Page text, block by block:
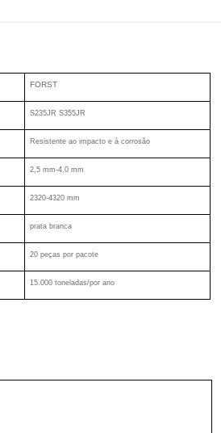
FORST
S235JR S355JR
Resistente ao impacto e à corrosão
2,5 mm-4,0 mm
2320-4320 mm
prata branca
20 peças por pacote
15.000 toneladas/por ano